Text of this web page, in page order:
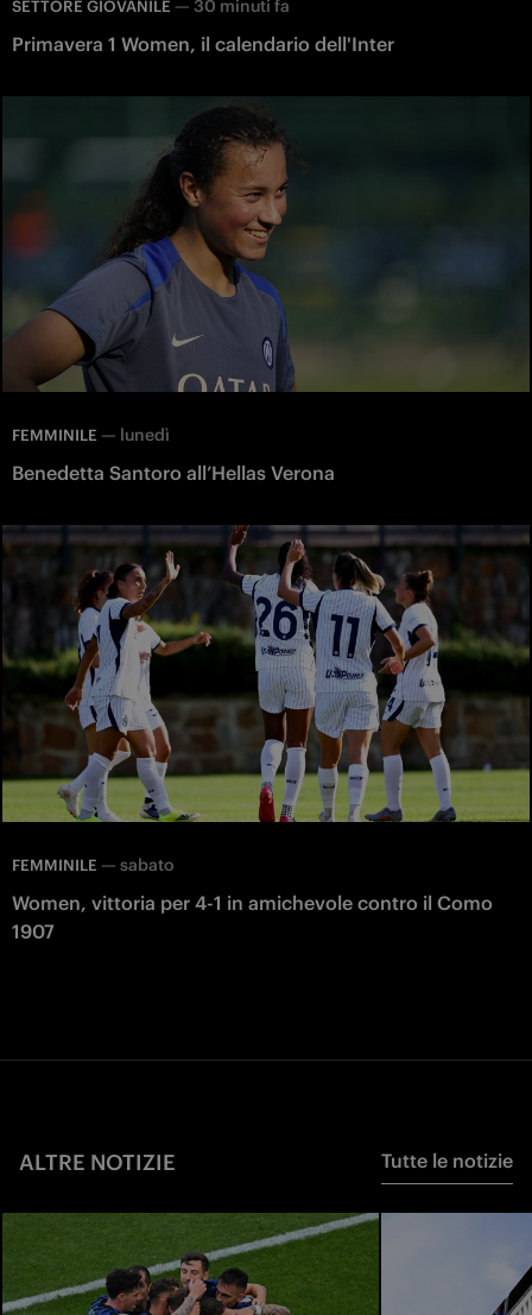
SETTORE GIOVANILE — 30 minuti fa
Primavera 1 Women, il calendario dell'Inter
FEMMINILE — lunedì
Benedetta Santoro all’Hellas Verona
FEMMINILE — sabato
Women, vittoria per 4-1 in amichevole contro il Como
1907
ALTRE NOTIZIE Tutte le notizie